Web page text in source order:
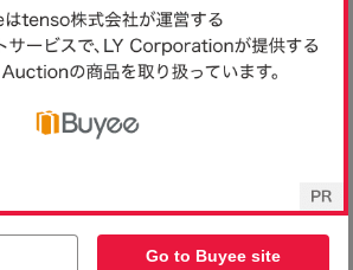
Go to Buyee site